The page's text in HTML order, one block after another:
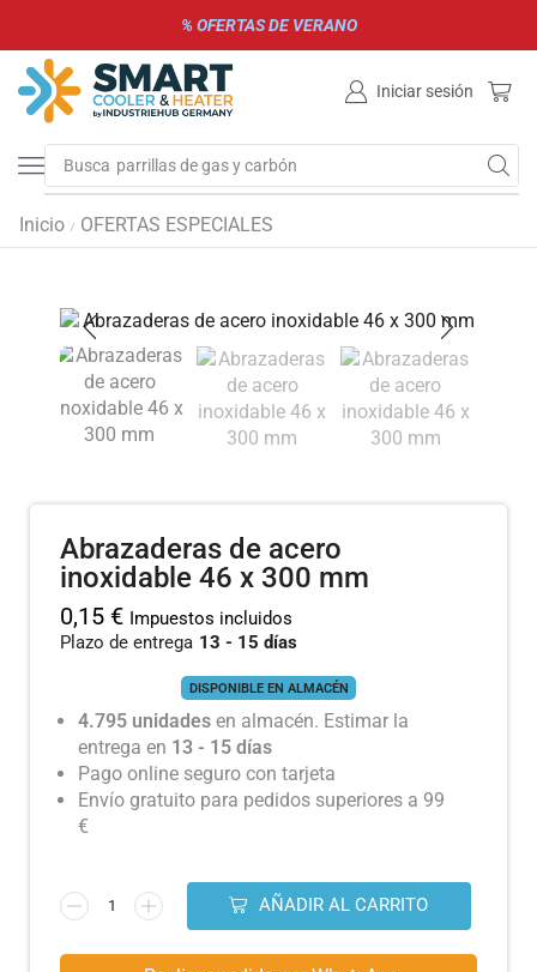
% OFERTAS DE VERANO
Iniciar sesión
Busca parrillas de gas y carbón
Inicio / OFERTAS ESPECIALES
Abrazaderas de acero
inoxidable 46 x 300 mm
0,15 € Impuestos incluidos
Plazo de entrega 13 - 15 días
DISPONIBLE EN ALMACÉN
4.795 unidades en almacén. Estimar la
entrega en 13 - 15 días
Pago online seguro con tarjeta
Envío gratuito para pedidos superiores a 99
€
AÑADIR AL CARRITO